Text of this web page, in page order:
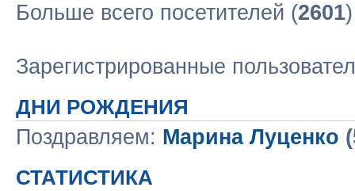
Больше всего посетителей (2601
Зарегистрированные
ДНИ РОЖДЕНИЯ
Поздравляем: Марина Луценко
СТАТИСТИКА